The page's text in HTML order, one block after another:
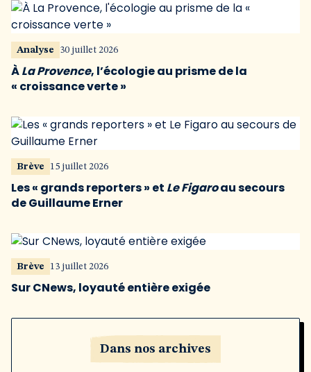
Analyse 30 juillet 2026
ÀLa Provence, l’écologie au prisme de la
« croissance verte »
Brève 15 juillet 2026
Les « grands reporters » et Le Figaroau secours
de Guillaume Erner
Brève 13 juillet 2026
Sur CNews, loyauté entière exigée
Dans nos archives